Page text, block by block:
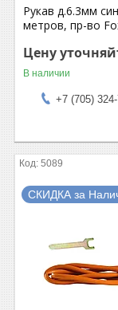
Рукав д.6.3мм
метров, пр-во
Цену
В наличии
+7 (705)
5089
СКИДКА за